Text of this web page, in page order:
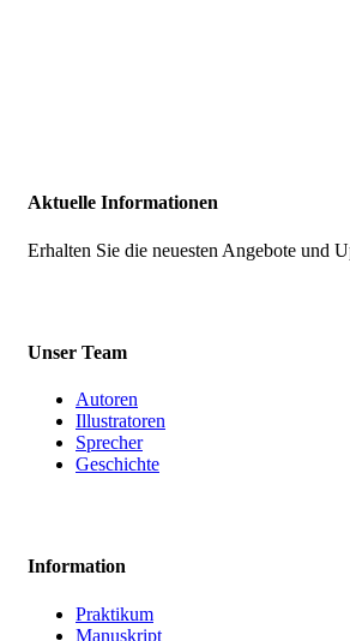
Aktuelle Informationen
Erhalten Sie die neuesten Angebote und
Unser Team
Autoren
Illustratoren
Sprecher
Geschichte
Information
Praktikum
Manuskript